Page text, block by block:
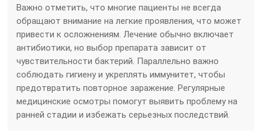
Важно отметить, что многие пациенты не всегда
обращают внимание на легкие проявления, что может
привести к осложнениям. Лечение обычно включает
антибиотики, но выбор препарата зависит от
чувствительности бактерий. Параллельно важно
соблюдать гигиену и укреплять иммунитет, чтобы
предотвратить повторное заражение. Регулярные
медицинские осмотры помогут выявить проблему на
ранней стадии и избежать серьезных последствий.